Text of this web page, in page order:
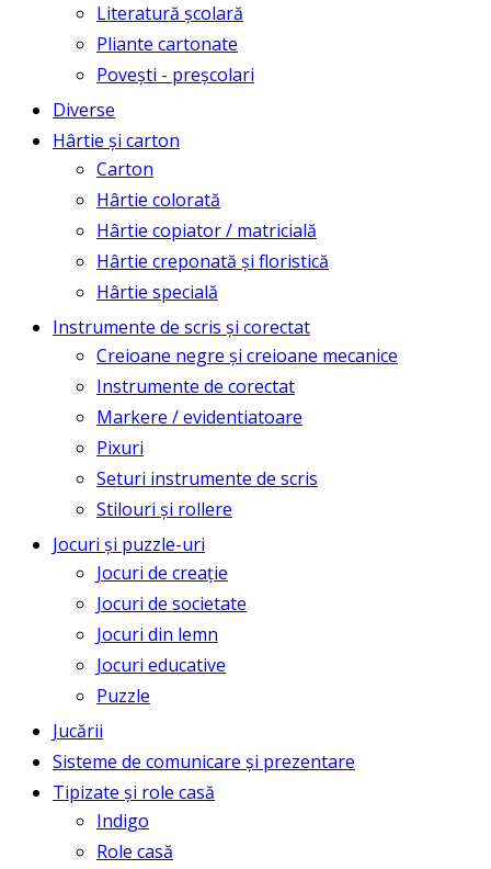
Literatură școlară
Pliante cartonate
Povești - preșcolari
Diverse
Hârtie și carton
Carton
Hârtie colorată
Hârtie copiator / matricială
Hârtie creponată și floristică
Hârtie specială
Instrumente de scris și corectat
Creioane negre și creioane mecanice
Instrumente de corectat
Markere / evidentiatoare
Pixuri
Seturi instrumente de scris
Stilouri și rollere
Jocuri și puzzle-uri
Jocuri de creație
Jocuri de societate
Jocuri din lemn
Jocuri educative
Puzzle
Jucării
Sisteme de comunicare și prezentare
Tipizate și role casă
Indigo
Role casă